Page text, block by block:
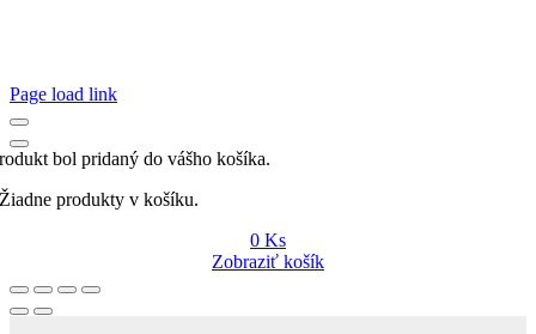
Page load link
bol pridaný do vášho košíka.
Žiadne produkty v košíku.
0 Ks
Zobraziť košík